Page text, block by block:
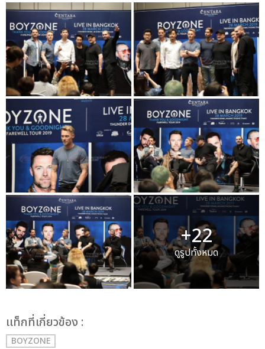
+22
ดูรูปทั้งหมด
เเท็กที่เกี่ยวข้อง :
BOYZONE